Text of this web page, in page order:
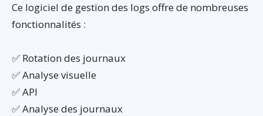
Ce logiciel de gestion des logs offre de nombreuses
fonctionnalités :
✅ Rotation des journaux
✅ Analyse visuelle
✅ API
✅ Analyse des journaux